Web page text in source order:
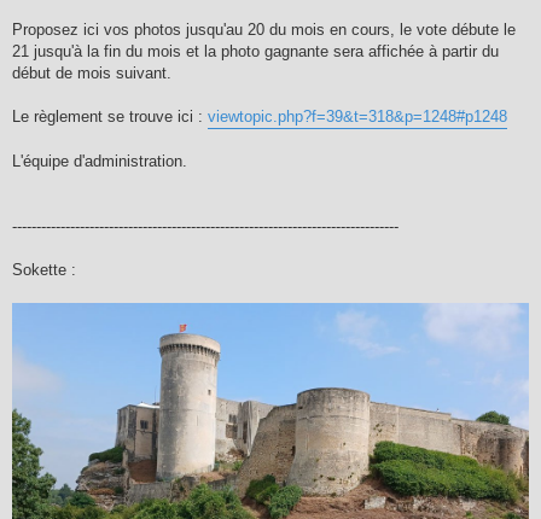
Proposez ici vos photos jusqu'au 20 du mois en cours, le vote débute le
21 jusqu'à la fin du mois et la photo gagnante sera affichée à partir du
début de mois suivant.
Le règlement se trouve ici : viewtopic.php?f=39&t=318&p=1248#p1248
L'équipe d'administration.
--------------------------------------------------------------------------------
Sokette :